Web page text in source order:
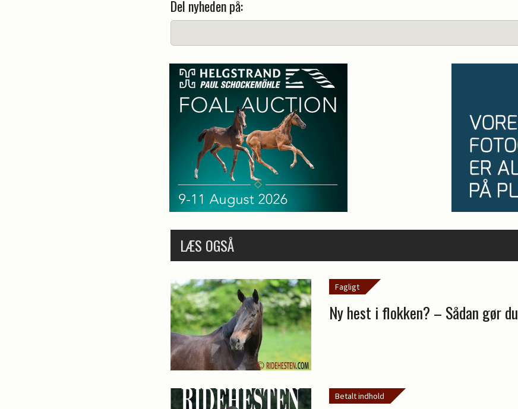
Del nyheden på:
LÆS OGSÅ
Fagligt
Ny hest i flokken? – Sådan gør du
Betalt indhold